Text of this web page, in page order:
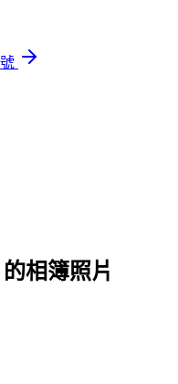
相簿照片